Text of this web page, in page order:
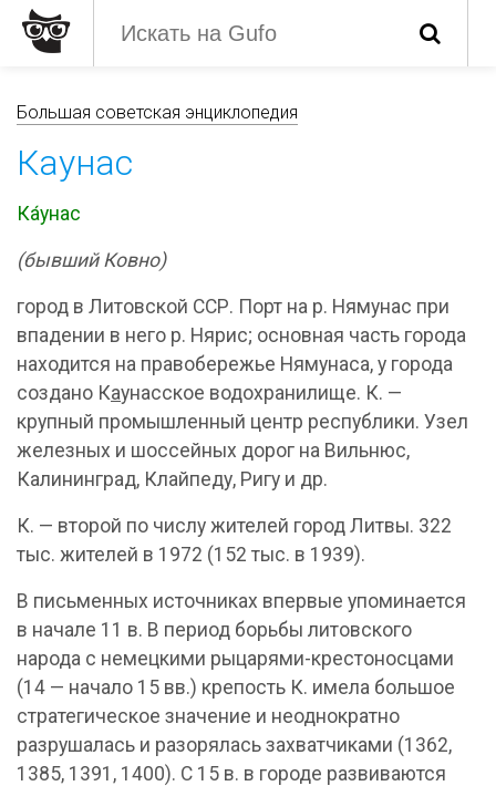
Большая советская энциклопедия
Каунас
Ка́унас
(бывший Ковно)
город в Литовской ССР. Порт на р. Нямунас при
впадении в него р. Нярис; основная часть города
находится на правобережье Нямунаса, у города
создано Каунасское водохранилище. К. —
крупный промышленный центр республики. Узел
железных и шоссейных дорог на Вильнюс,
Калининград, Клайпеду, Ригу и др.
К. — второй по числу жителей город Литвы. 322
тыс. жителей в 1972 (152 тыс. в 1939).
В письменных источниках впервые упоминается
в начале 11 в. В период борьбы литовского
народа с немецкими рыцарями-крестоносцами
(14 — начало 15 вв.) крепость К. имела большое
стратегическое значение и неоднократно
разрушалась и разорялась захватчиками (1362,
1385, 1391, 1400). С 15 в. в городе развиваются